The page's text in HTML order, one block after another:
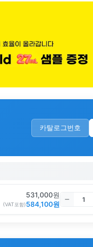
카탈로그번호
531,000원
(VAT포함)584,100원